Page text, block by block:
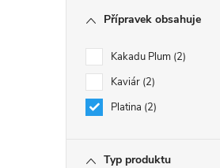
Přípravek obsahuje
Kakadu Plum 2
Kaviár 2
Platina 2
Typ produktu